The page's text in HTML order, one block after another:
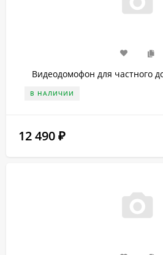
Видеодомофон для частного
В НАЛИЧИИ
12 490 ₽